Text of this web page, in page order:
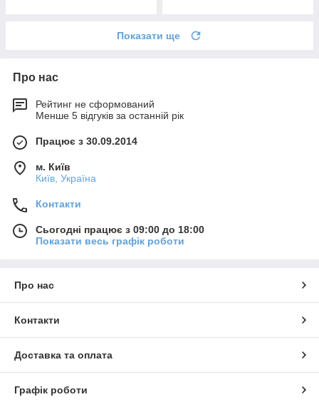
Показати ще
Про нас
Рейтинг не сформований
Менше 5 відгуків за останній рік
Працює з 30.09.2014
м. Київ
Київ, Україна
Контакти
Сьогодні працює з 09:00 до 18:00
Показати весь графік роботи
Про нас
Контакти
Доставка та оплата
Графік роботи